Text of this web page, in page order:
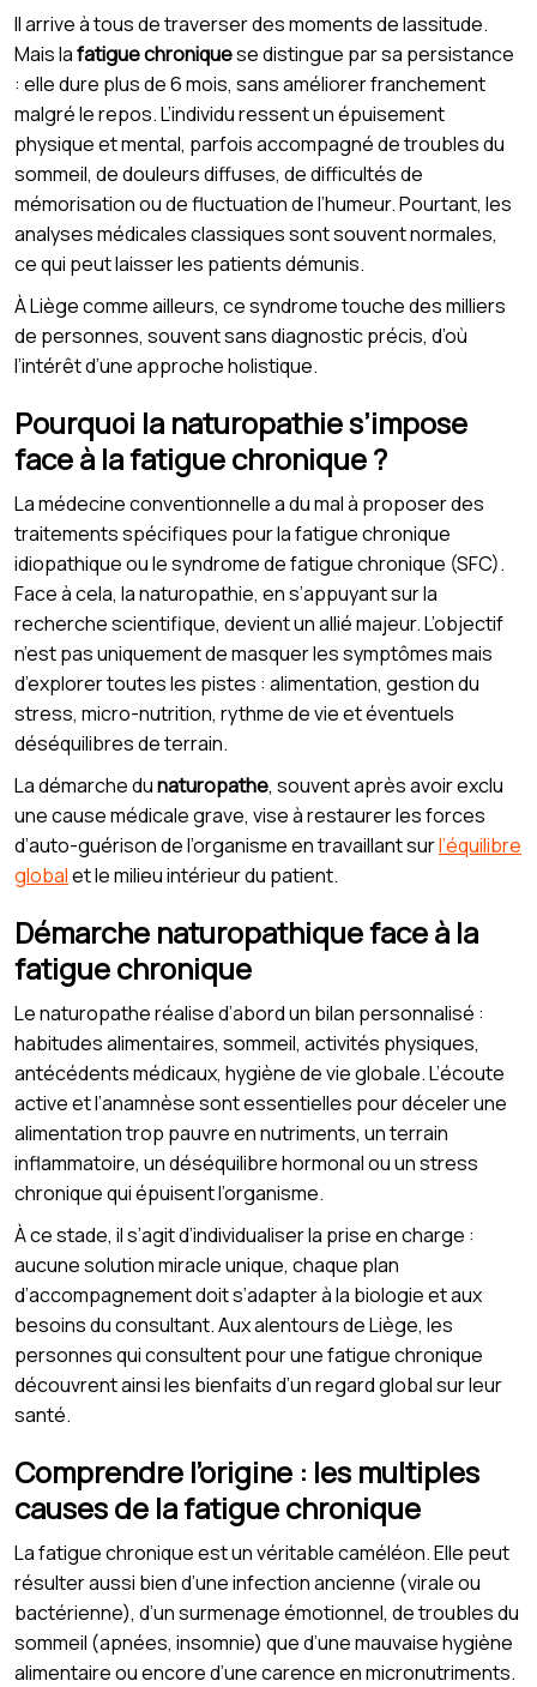
Il arrive à tous de traverser des moments de lassitude.
Mais lafatigue chroniquese distingue par sa persistance
: elle dure plus de 6 mois, sans améliorer franchement
malgré le repos. L’individu ressent un épuisement
physique et mental, parfois accompagné de troubles du
sommeil, de douleurs diffuses, de difficultés de
mémorisation ou de fluctuation de l’humeur. Pourtant, les
analyses médicales classiques sont souvent normales,
ce qui peut laisser les patients démunis.
À Liège comme ailleurs, ce syndrome touche des milliers
de personnes, souvent sans diagnostic précis, d’où
l’intérêt d’une approche holistique.
Pourquoi la naturopathie s’impose
face à la fatigue chronique ?
La médecine conventionnelle a du mal à proposer des
traitements spécifiques pour la fatigue chronique
idiopathique ou le syndrome de fatigue chronique (SFC).
Face à cela, la naturopathie, en s’appuyant sur la
recherche scientifique, devient un allié majeur. L’objectif
n’est pas uniquement de masquer les symptômes mais
d’explorer toutes les pistes : alimentation, gestion du
stress, micro-nutrition, rythme de vie et éventuels
déséquilibres de terrain.
La démarche dunaturopathe, souvent après avoir exclu
une cause médicale grave, vise à restaurer les forces
d’auto-guérison de l’organisme en travaillant surl’équilibre
globalet le milieu intérieur du patient.
Démarche naturopathique face à la
fatigue chronique
Le naturopathe réalise d’abord un bilan personnalisé :
habitudes alimentaires, sommeil, activités physiques,
antécédents médicaux, hygiène de vie globale. L’écoute
active et l’anamnèse sont essentielles pour déceler une
alimentation trop pauvre en nutriments, un terrain
inflammatoire, un déséquilibre hormonal ou un stress
chronique qui épuisent l’organisme.
À ce stade, il s’agit d’individualiser la prise en charge :
aucune solution miracle unique, chaque plan
d’accompagnement doit s’adapter à la biologie et aux
besoins du consultant. Aux alentours de Liège, les
personnes qui consultent pour une fatigue chronique
découvrent ainsi les bienfaits d’un regard global sur leur
santé.
Comprendre l’origine : les multiples
causes de la fatigue chronique
La fatigue chronique est un véritable caméléon. Elle peut
résulter aussi bien d’une infection ancienne (virale ou
bactérienne), d’un surmenage émotionnel, de troubles du
sommeil (apnées, insomnie) que d’une mauvaise hygiène
alimentaire ou encore d’une carence en micronutriments.